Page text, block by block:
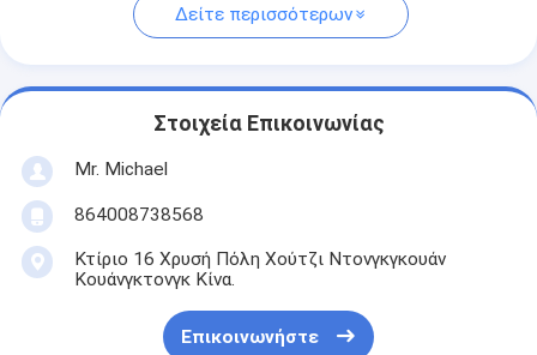
Δείτε περισσότερων
Στοιχεία Επικοινωνίας
Mr. Michael
864008738568
Κτίριο 16 Χρυσή Πόλη Χούτζι Ντονγκγκουάν
Κουάνγκτονγκ Κίνα.
Επικοινωνήστε